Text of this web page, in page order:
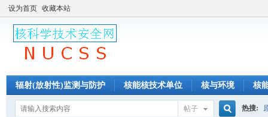
设为首页 收藏本站
辐射(放射性)监测与防护 核能核技术单位 核与环境 核
帖子 热搜: